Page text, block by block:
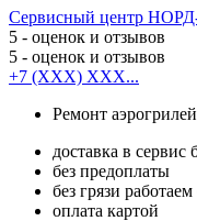
Сервисный центр
5 - оценок и отзывов
5 - оценок и отзывов
+7 (XXX) XXX...
Ремонт аэрогрилей
доставка в сервис
без предоплаты
без грязи
оплата картой